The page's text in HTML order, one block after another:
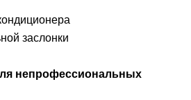
заслонки
непрофессиональных